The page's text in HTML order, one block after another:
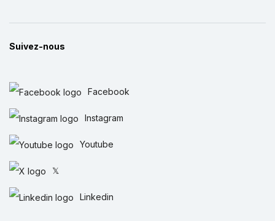
Suivez-nous
Facebook
Instagram
Youtube
𝕏
Linkedin